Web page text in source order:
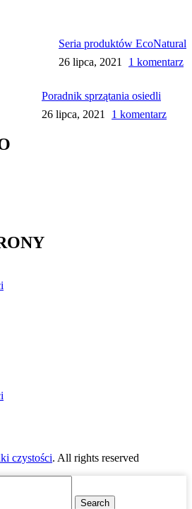
Seria produktów EcoNatural
26 lipca, 2021
1 komentarz
Poradnik sprzątania osiedli
26 lipca, 2021
1 komentarz
czystości. All rights reserved
Search